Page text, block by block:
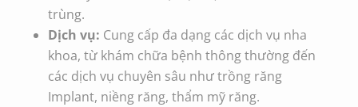
trùng.
Dịch vụ: Cung cấp đa dạng các dịch vụ nha
khoa, từ khám chữa bệnh thông thường đến
các dịch vụ chuyên sâu như trồng răng
Implant, niềng răng, thẩm mỹ răng.